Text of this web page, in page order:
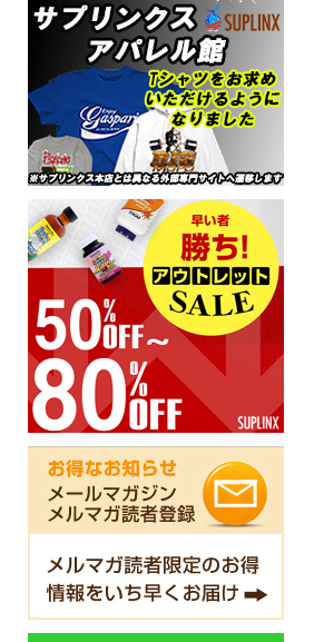
250 120
【プレゼント対象】ヘアー
フォース（髪用マルチビタ
ミン＆ミネラル） 60粒
Hair Force 60粒 KAL カル